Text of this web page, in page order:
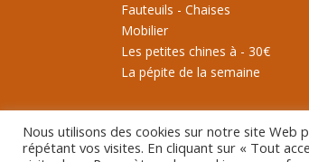
Fauteuils - Chaises
Mobilier
Les petites chines à - 30€
La pépite de la semaine
Nous utilisons des cookies sur notre site Web
répétant vos visites. En cliquant sur « Tout